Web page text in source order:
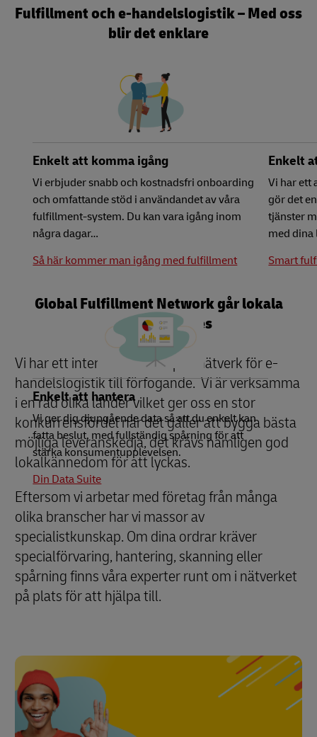
Fulfillment och e-handelslogistik – Med oss
blir det enklare
Enkelt att komma igång
Vi erbjuder snabb och kostnadsfri onboarding
och omfattande stöd i användandet av våra
fulfillment-system. Du kan vara igång inom
några dagar…
Så här kommer man igång med fulfillment
Enkelt
Vi har ett
gör det
tjänster
med dina
Smart
Enkelt att hantera
Vi ger dig djupgående data så att du enkelt kan
fatta beslut, med fullständig spårning för att
stärka konsumentupplevelsen.
Din Data Suite
Global Fulfillment Network går lokala
behov till mötes
Vi har ett internationellt expertnätverk för e-
handelslogistik till förfogande. Vi är verksamma
i en rad olika länder vilket ger oss en stor
konkurrensfördel när det gäller att bygga bästa
möjliga leveranskedja, det krävs nämligen god
lokalkännedom för att lyckas.
Eftersom vi arbetar med företag från många
olika branscher har vi massor av
specialistkunskap. Om dina ordrar kräver
specialförvaring, hantering, skanning eller
spårning finns våra experter runt om i nätverket
på plats för att hjälpa till.